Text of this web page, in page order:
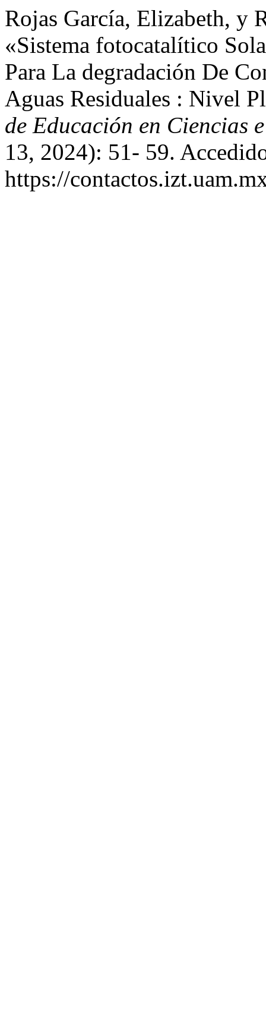
Rojas García, Elizabeth, y
«Sistema fotocatalítico
Para La degradación De
Aguas Residuales : Nivel
de Educación en Ciencias
13, 2024): 51- 59.
https://